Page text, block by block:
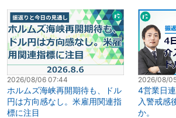
2026/08/06 07:44
ホルムズ海峡再開期待も、ドル
円は方向感なし。米雇用関連指
標に注目
2026/08/
4営業日
入警戒感
か。